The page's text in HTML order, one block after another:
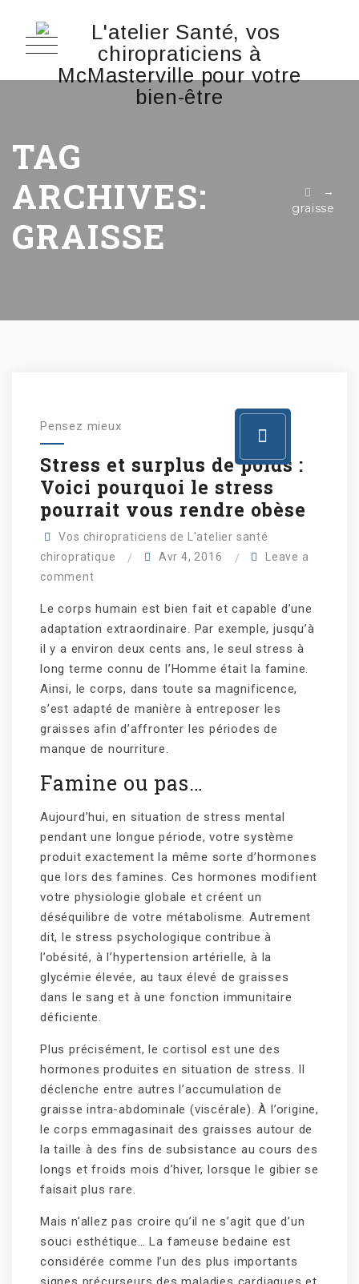
TAG
ARCHIVES:
GRAISSE
→
graisse
Pensez mieux
Stress et surplus de poids :
Voici pourquoi le stress
pourrait vous rendre obèse
Vos chiropraticiens de L'atelier santé
chiropratique
Avr 4, 2016
Leave a
comment
Le corps humain est bien fait et capable d’une
adaptation extraordinaire. Par exemple, jusqu’à
il y a environ deux cents ans, le seul stress à
long terme connu de l’Homme était la famine.
Ainsi, le corps, dans toute sa magnificence,
s’est adapté de manière à entreposer les
graisses afin d’affronter les périodes de
manque de nourriture.
Famine ou pas…
Aujourd’hui, en situation de stress mental
pendant une longue période, votre système
produit exactement la même sorte d’hormones
que lors des famines. Ces hormones modifient
votre physiologie globale et créent un
déséquilibre de votre métabolisme. Autrement
dit, le stress psychologique contribue à
l’obésité, à l’hypertension artérielle, à la
glycémie élevée, au taux élevé de graisses
dans le sang et à une fonction immunitaire
déficiente.
Plus précisément, le cortisol est une des
hormones produites en situation de stress. Il
déclenche entre autres l’accumulation de
graisse intra-abdominale (viscérale). À l’origine,
le corps emmagasinait des graisses autour de
la taille à des fins de subsistance au cours des
longs et froids mois d’hiver, lorsque le gibier se
faisait plus rare.
Mais n’allez pas croire qu’il ne s’agit que d’un
souci esthétique… La fameuse bedaine est
considérée comme l’un des plus importants